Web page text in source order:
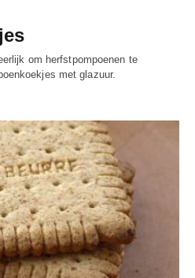
om herfstpompoenen te
met glazuur.